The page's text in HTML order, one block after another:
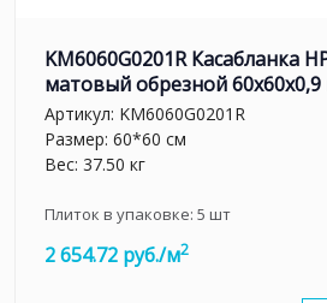
KM6060G0201R Касабланка
матовый обрезной
Артикул: KM6060G0201R
Размер: 60*60 см
Вес: 37.50 кг
Плиток в упаковке: 5 шт
2 654.72 руб./м2